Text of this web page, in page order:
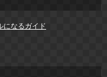
になるガイド